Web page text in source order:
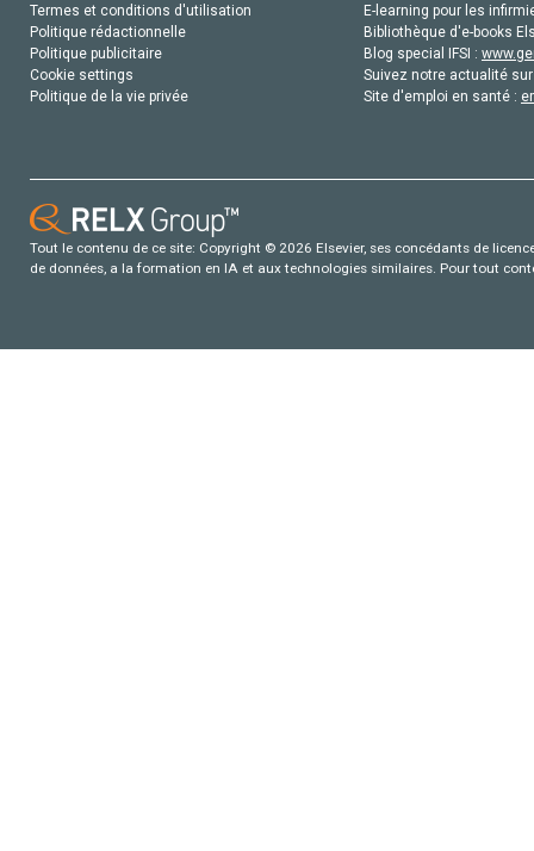
Termes et conditions d'utilisation
Politique rédactionnelle
Politique publicitaire
Cookie settings
Politique de la vie privée
E-learning pour les
Bibliothèque d'e-books
Blog special IFSI :
Suivez notre actualité
Site d'emploi en santé :
Tout le contenu de ce site: Copyright © 2026 Elsevier, ses concédants de
de données, a la formation en IA et aux technologies similaires. Pour tout